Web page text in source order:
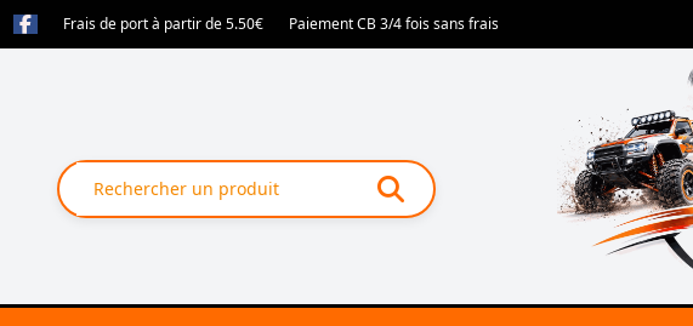
Frais de port à partir de 5.50€ Paiement CB 3/4 fois sans frais